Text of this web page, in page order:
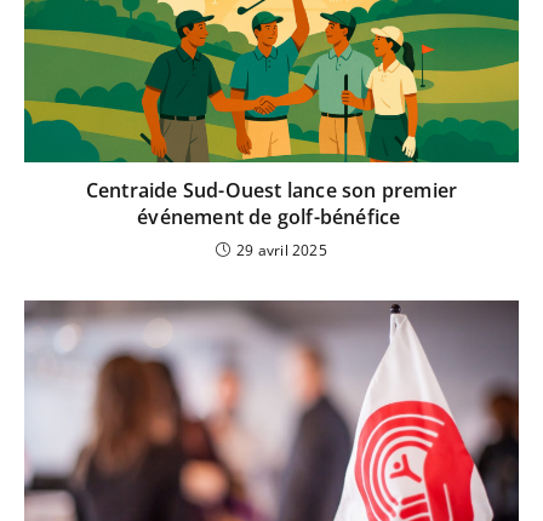
Centraide Sud-Ouest lance son premier
événement de golf-bénéfice
29 avril 2025